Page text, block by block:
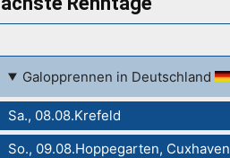
Galopprennen in Deutschland
Sa., 08.08.Krefeld
So., 09.08.Hoppegarten, Cuxhaven